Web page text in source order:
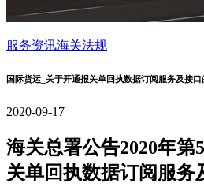
服务资讯海关法规
国际货运_关于开通报关单回执数据订阅服务及接口
2020-09-17
海关总署公告2020年第
关单回执数据订阅服务